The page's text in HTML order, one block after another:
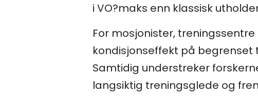
i VO?maks enn klassisk
For mosjonister,
kondisjonseffekt på
Samtidig understreker
langsiktig treningsglede og